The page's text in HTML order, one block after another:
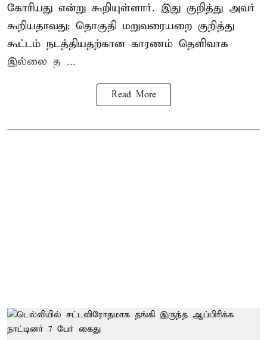
கோரியது என்று கூறியுள்ளார். இது குறித்து அவர்
கூறியதாவது: தொகுதி மறுவரையறை குறித்து
கூட்டம் நடத்தியதற்கான காரணம் தெளிவாக
இல்லை த ...
Read More